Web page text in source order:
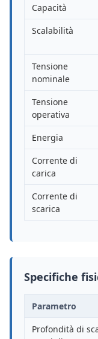
Capacità
Scalabilità
Tensione
nominale
Tensione
operativa
Energia
Corrente di
carica
Corrente di
scarica
Specifiche
Parametro
Profondità di